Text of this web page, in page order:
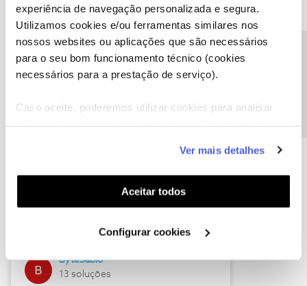
experiência de navegação personalizada e segura.
Utilizamos cookies e/ou ferramentas similares nos
nossos websites ou aplicações que são necessários
para o seu bom funcionamento técnico (cookies
necessários para a prestação de serviço).
Caso aceite, poderemos utilizar cookies para analisar
funcionalidades (cookies de personalização e
funcionalidade) e adaptar anúncios aos seus interesses
(cookies de publicidade personalizada). Pode gerir a
utilização dos cookies clicando em "Configurar
Ver mais detalhes
Aceitar todos
Configurar cookies
Descubra as novidades de julho
Hall of Fame de julho
17 soluções
ByteSábio
13 soluções